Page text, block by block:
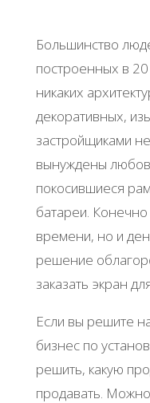
Большинство
построенных в 20
никаких
декоративных,
застройщиками
вынуждены
покосившиеся
батареи.
времени, но и
решение
заказать экран
Если вы решите
бизнес по
решить, какую
продавать.